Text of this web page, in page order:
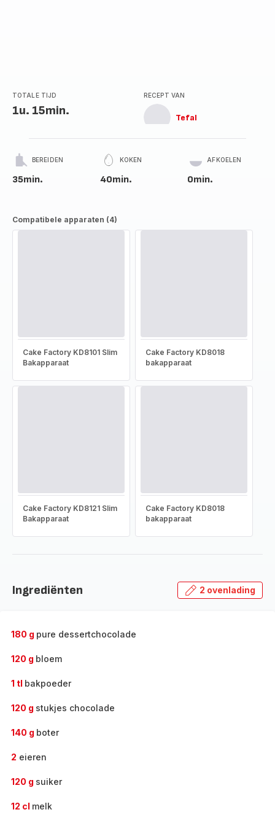
TOTALE TIJD
1u. 15min.
RECEPT VAN
Tefal
BEREIDEN
35min.
KOKEN
40min.
AFKOELEN
0min.
Compatibele apparaten (4)
Cake Factory KD8101 Slim
Bakapparaat
Cake Factory KD8018
bakapparaat
Cake Factory KD8121 Slim
Bakapparaat
Cake Factory KD8018
bakapparaat
Ingrediënten 2 ovenlading
180 g pure dessertchocolade
120 g bloem
1 tl bakpoeder
120 g stukjes chocolade
140 g boter
2 eieren
120 g suiker
12 cl melk